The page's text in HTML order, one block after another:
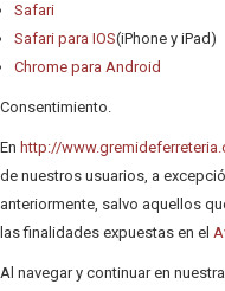
Safari
Safari para IOS(iPhone y iPad)
Chrome para Android
Consentimiento.
En http://
de nuestros usuarios, a
anteriormente, salvo aquellos
las finalidades expuestas en el
Al navegar y continuar en